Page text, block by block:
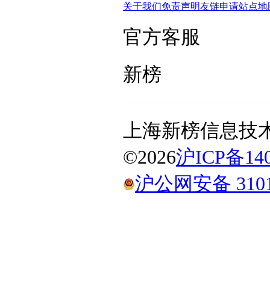
关于我们免责声明友链申请站点地
官方客服
新榜
上海新榜信息
©2026沪ICP备
沪公网安备